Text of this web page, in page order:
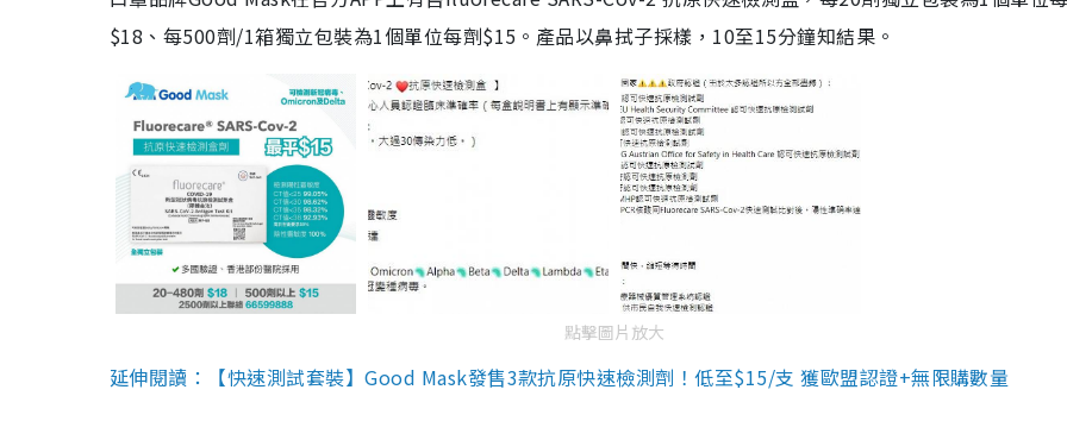
$18、每500劑/1箱獨立包裝為1個單位每劑$15。產品以鼻拭子採樣，10至15分鐘知結果。
點擊圖片放大
延伸閱讀：【快速測試套裝】Good Mask發售3款抗原快速檢測劑！低至$15/支 獲歐盟認證+無限購數量